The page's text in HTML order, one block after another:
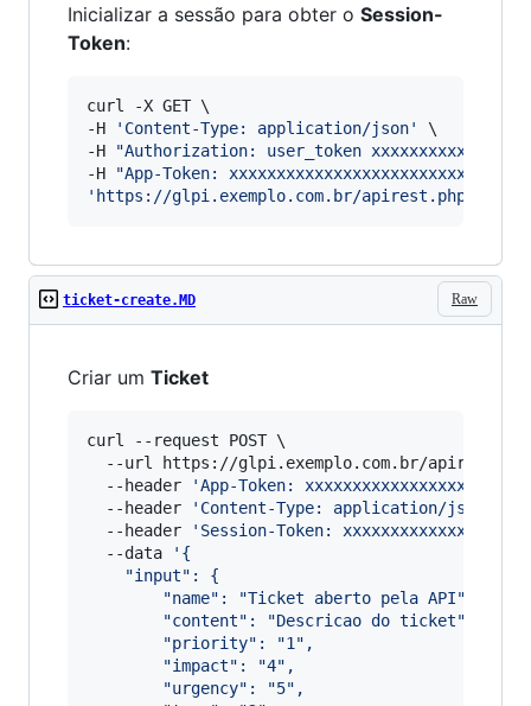
Inicializar a sessão para obter o Session-
Token:
curl -X GET \
-H
' Content-Type: application/json'
\
-H
"Authorization: user_token
-H
"App-Token:
' https://glpi.exemplo.com.br/apirest.php/
Raw
ticket-create.MD
Criar um Ticket
curl --request POST \
--url https://glpi.exemplo.com.br/
  --header
'App-Token:
  --header
' Content-Type: application/json
  --header
' Session-Token:
  --data
' {
	"input": {
		"name": "Ticket aberto pela API",
		"content": "Descricao do ticket",
		"priority": "1",
		"impact": "4",
		"urgency": "5",